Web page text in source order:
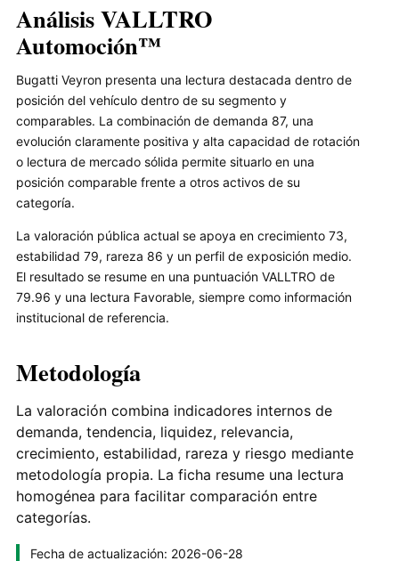
Análisis VALLTRO
Automoción™
Bugatti Veyron presenta una lectura destacada dentro de
posición del vehículo dentro de su segmento y
comparables. La combinación de demanda 87, una
evolución claramente positiva y alta capacidad de rotación
o lectura de mercado sólida permite situarlo en una
posición comparable frente a otros activos de su
categoría.
La valoración pública actual se apoya en crecimiento 73,
estabilidad 79, rareza 86 y un perfil de exposición medio.
El resultado se resume en una puntuación VALLTRO de
79.96 y una lectura Favorable, siempre como información
institucional de referencia.
Metodología
La valoración combina indicadores internos de
demanda, tendencia, liquidez, relevancia,
crecimiento, estabilidad, rareza y riesgo mediante
metodología propia. La ficha resume una lectura
homogénea para facilitar comparación entre
categorías.
Fecha de actualización: 2026-06-28